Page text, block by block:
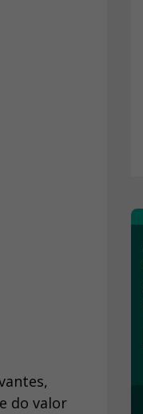
do valor